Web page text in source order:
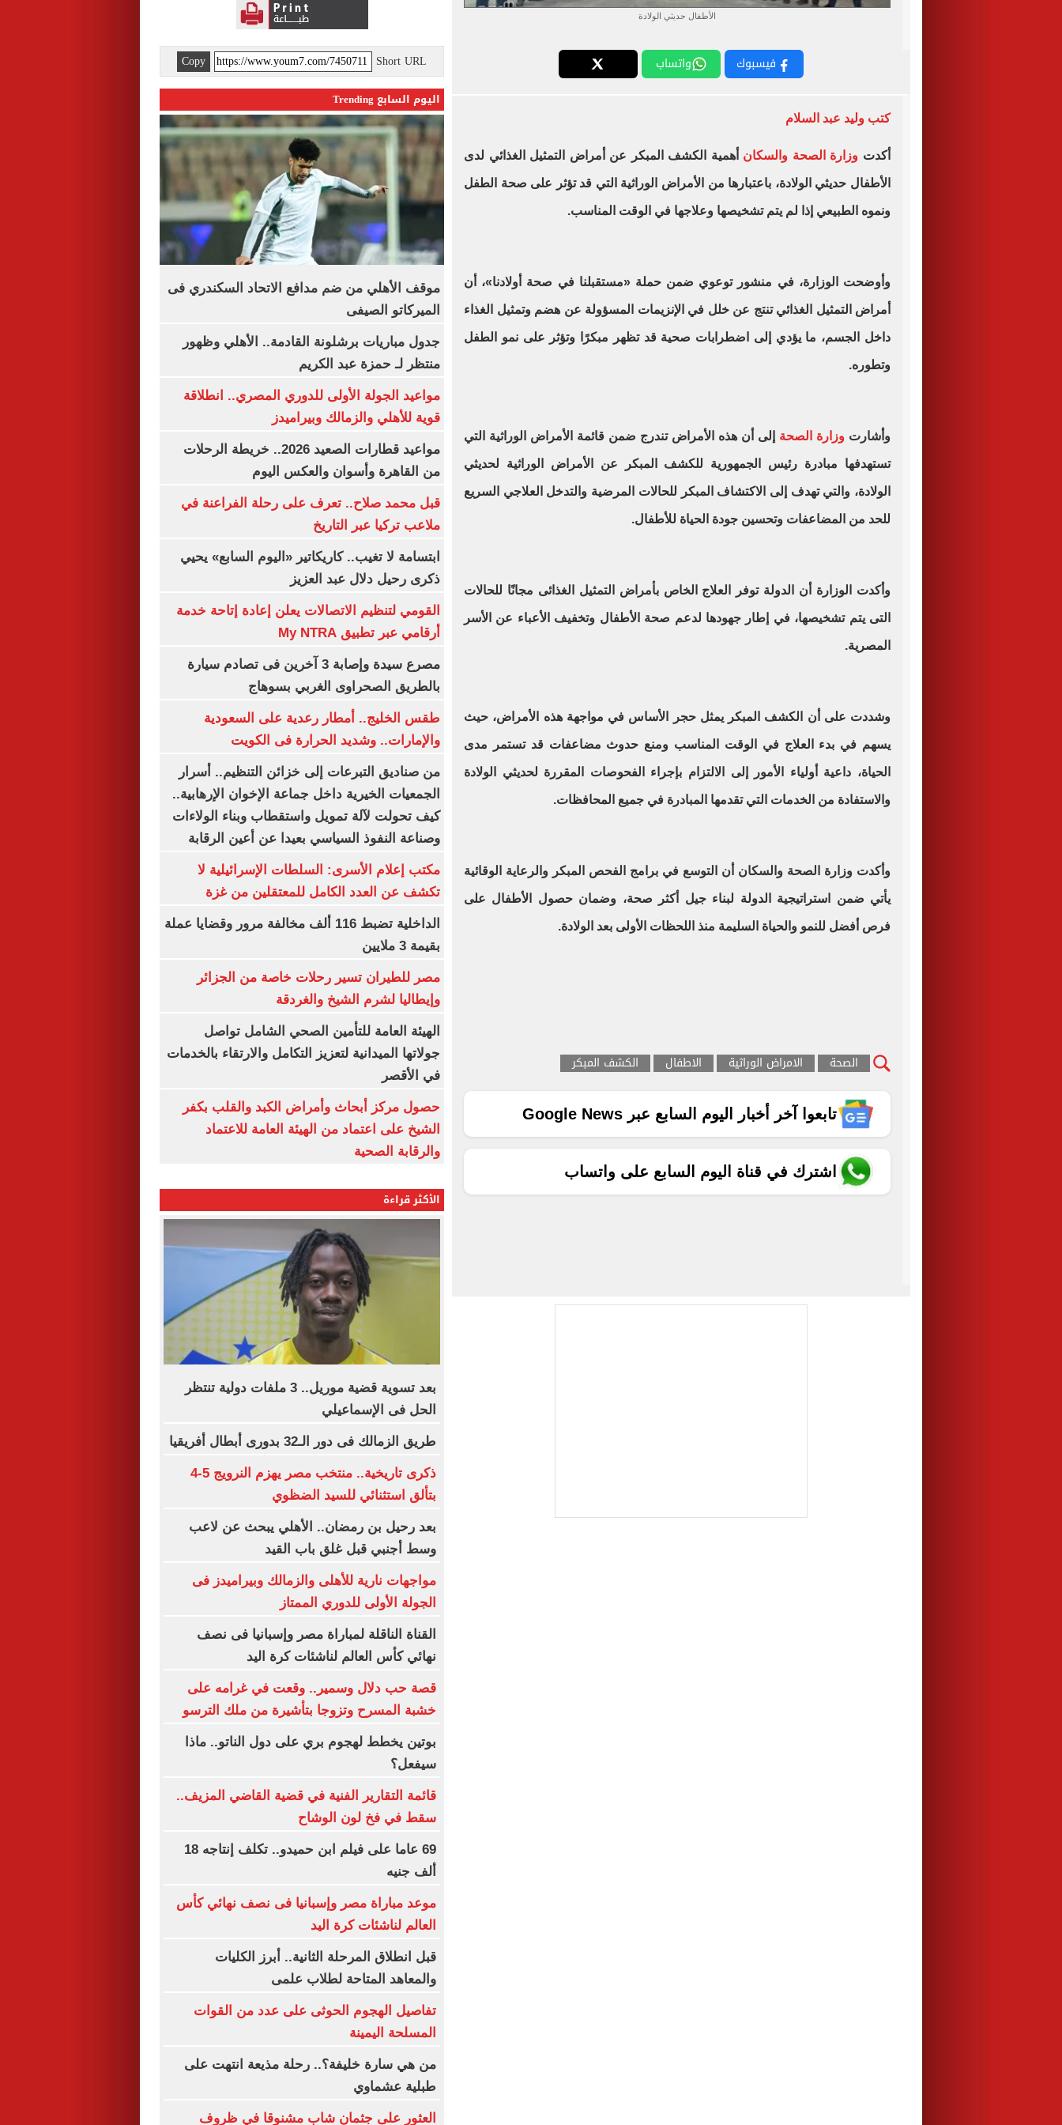
الأطفال حديثي الولادة
فيسبوك واتساب
كتب وليد عبد السلام
أكدت وزارة الصحة والسكان أهمية الكشف المبكر عن أمراض التمثيل الغذائي لدى
الأطفال حديثي الولادة، باعتبارها من الأمراض الوراثية التي قد تؤثر على صحة الطفل
ونموه الطبيعي إذا لم يتم تشخيصها وعلاجها في الوقت المناسب.
وأوضحت الوزارة، في منشور توعوي ضمن حملة «مستقبلنا في صحة أولادنا»، أن
أمراض التمثيل الغذائي تنتج عن خلل في الإنزيمات المسؤولة عن هضم وتمثيل الغذاء
داخل الجسم، ما يؤدي إلى اضطرابات صحية قد تظهر مبكرًا وتؤثر على نمو الطفل
وتطوره.
وأشارت وزارة الصحة إلى أن هذه الأمراض تندرج ضمن قائمة الأمراض الوراثية التي
تستهدفها مبادرة رئيس الجمهورية للكشف المبكر عن الأمراض الوراثية لحديثي
الولادة، والتي تهدف إلى الاكتشاف المبكر للحالات المرضية والتدخل العلاجي السريع
للحد من المضاعفات وتحسين جودة الحياة للأطفال.
وأكدت الوزارة أن الدولة توفر العلاج الخاص بأمراض التمثيل الغذائى مجانًا للحالات
التى يتم تشخيصها، في إطار جهودها لدعم صحة الأطفال وتخفيف الأعباء عن الأسر
المصرية.
وشددت على أن الكشف المبكر يمثل حجر الأساس في مواجهة هذه الأمراض، حيث
يسهم في بدء العلاج في الوقت المناسب ومنع حدوث مضاعفات قد تستمر مدى
الحياة، داعية أولياء الأمور إلى الالتزام بإجراء الفحوصات المقررة لحديثي الولادة
والاستفادة من الخدمات التي تقدمها المبادرة في جميع المحافظات.
وأكدت وزارة الصحة والسكان أن التوسع في برامج الفحص المبكر والرعاية الوقائية
يأتي ضمن استراتيجية الدولة لبناء جيل أكثر صحة، وضمان حصول الأطفال على
فرص أفضل للنمو والحياة السليمة منذ اللحظات الأولى بعد الولادة.
الصحة الامراض الوراثية الاطفال الكشف المبكر
تابعوا آخر أخبار اليوم السابع عبر Google News
اشترك في قناة اليوم السابع على واتساب
Short URL
Copy
اليوم السابع Trending
موقف الأهلي من ضم مدافع الاتحاد السكندري فى
الميركاتو الصيفى
جدول مباريات برشلونة القادمة.. الأهلي وظهور
منتظر لـ حمزة عبد الكريم
مواعيد الجولة الأولى للدوري المصري.. انطلاقة
قوية للأهلي والزمالك وبيراميدز
مواعيد قطارات الصعيد 2026.. خريطة الرحلات
من القاهرة وأسوان والعكس اليوم
قبل محمد صلاح.. تعرف على رحلة الفراعنة في
ملاعب تركيا عبر التاريخ
ابتسامة لا تغيب.. كاريكاتير «اليوم السابع» يحيي
ذكرى رحيل دلال عبد العزيز
القومي لتنظيم الاتصالات يعلن إعادة إتاحة خدمة
أرقامي عبر تطبيق My NTRA
مصرع سيدة وإصابة 3 آخرين فى تصادم سيارة
بالطريق الصحراوى الغربي بسوهاج
طقس الخليج.. أمطار رعدية على السعودية
والإمارات.. وشديد الحرارة فى الكويت
من صناديق التبرعات إلى خزائن التنظيم.. أسرار
الجمعيات الخيرية داخل جماعة الإخوان الإرهابية..
كيف تحولت لآلة تمويل واستقطاب وبناء الولاءات
وصناعة النفوذ السياسي بعيدا عن أعين الرقابة
مكتب إعلام الأسرى: السلطات الإسرائيلية لا
تكشف عن العدد الكامل للمعتقلين من غزة
الداخلية تضبط 116 ألف مخالفة مرور وقضايا عملة
بقيمة 3 ملايين
مصر للطيران تسير رحلات خاصة من الجزائر
وإيطاليا لشرم الشيخ والغردقة
الهيئة العامة للتأمين الصحي الشامل تواصل
جولاتها الميدانية لتعزيز التكامل والارتقاء بالخدمات
في الأقصر
حصول مركز أبحاث وأمراض الكبد والقلب بكفر
الشيخ على اعتماد من الهيئة العامة للاعتماد
والرقابة الصحية
الأكثر قراءة
بعد تسوية قضية موريل.. 3 ملفات دولية تنتظر
الحل فى الإسماعيلي
طريق الزمالك فى دور الـ32 بدورى أبطال أفريقيا
ذكرى تاريخية.. منتخب مصر يهزم النرويج 5-4
بتألق استثنائي للسيد الضظوي
بعد رحيل بن رمضان.. الأهلي يبحث عن لاعب
وسط أجنبي قبل غلق باب القيد
مواجهات نارية للأهلى والزمالك وبيراميدز فى
الجولة الأولى للدوري الممتاز
القناة الناقلة لمباراة مصر وإسبانيا فى نصف
نهائي كأس العالم لناشئات كرة اليد
قصة حب دلال وسمير.. وقعت في غرامه على
خشبة المسرح وتزوجا بتأشيرة من ملك الترسو
بوتين يخطط لهجوم بري على دول الناتو.. ماذا
سيفعل؟
قائمة التقارير الفنية في قضية القاضي المزيف..
سقط في فخ لون الوشاح
69 عاما على فيلم ابن حميدو.. تكلف إنتاجه 18
ألف جنيه
موعد مباراة مصر وإسبانيا فى نصف نهائي كأس
العالم لناشئات كرة اليد
قبل انطلاق المرحلة الثانية.. أبرز الكليات
والمعاهد المتاحة لطلاب علمى
تفاصيل الهجوم الحوثى على عدد من القوات
المسلحة اليمينة
من هي سارة خليفة؟.. رحلة مذيعة انتهت على
طبلية عشماوي
العثور على جثمان شاب مشنوقا في ظروف